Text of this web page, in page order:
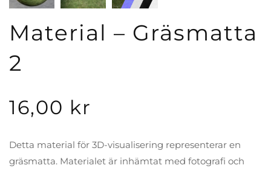
Material – Gräsmatta
2
16,00 kr
Detta material för 3D-visualisering representerar en
gräsmatta. Materialet är inhämtat med fotografi och